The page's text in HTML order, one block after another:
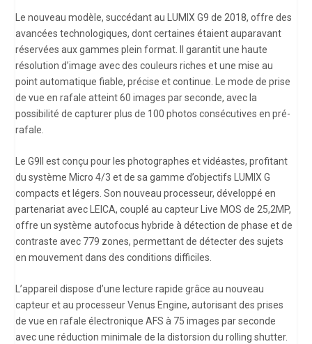
Le nouveau modèle, succédant au LUMIX G9 de 2018, offre des
avancées technologiques, dont certaines étaient auparavant
réservées aux gammes plein format. Il garantit une haute
résolution d’image avec des couleurs riches et une mise au
point automatique fiable, précise et continue. Le mode de prise
de vue en rafale atteint 60 images par seconde, avec la
possibilité de capturer plus de 100 photos consécutives en pré-
rafale.
Le G9II est conçu pour les photographes et vidéastes, profitant
du système Micro 4/3 et de sa gamme d’objectifs LUMIX G
compacts et légers. Son nouveau processeur, développé en
partenariat avec LEICA, couplé au capteur Live MOS de 25,2MP,
offre un système autofocus hybride à détection de phase et de
contraste avec 779 zones, permettant de détecter des sujets
en mouvement dans des conditions difficiles.
L’appareil dispose d’une lecture rapide grâce au nouveau
capteur et au processeur Venus Engine, autorisant des prises
de vue en rafale électronique AFS à 75 images par seconde
avec une réduction minimale de la distorsion du rolling shutter.